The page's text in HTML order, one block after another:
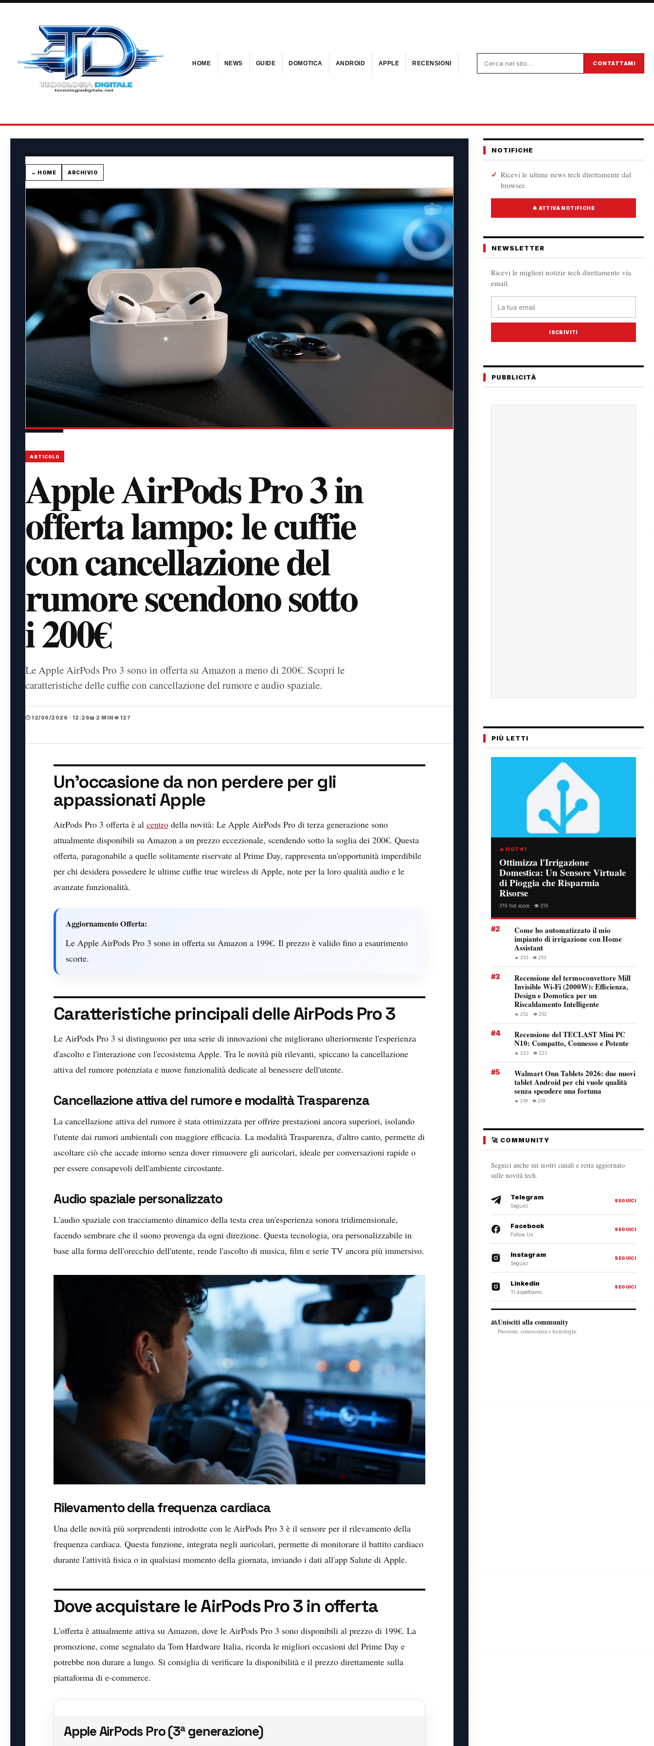
CONTATTAMI
HOME NEWS GUIDE DOMOTICA ANDROID APPLE RECENSIONI
← HOME ARCHIVIO
ARTICOLO
Apple AirPods Pro 3 in
offerta lampo: le cuffie
con cancellazione del
rumore scendono sotto
i 200€
Le Apple AirPods Pro 3 sono in offerta su Amazon a meno di 200€. Scopri le
caratteristiche delle cuffie con cancellazione del rumore e audio spaziale.
🕒 12/06/2026 · 12:26📖 2 MIN 👁️ 127
Un'occasione da non perdere per gli
appassionati Apple
AirPods Pro 3 offerta è al centro della novità: Le Apple AirPods Pro di terza generazione sono
attualmente disponibili su Amazon a un prezzo eccezionale, scendendo sotto la soglia dei 200€. Questa
offerta, paragonabile a quelle solitamente riservate al Prime Day, rappresenta un'opportunità imperdibile
per chi desidera possedere le ultime cuffie true wireless di Apple, note per la loro qualità audio e le
avanzate funzionalità.
Aggiornamento Offerta:
Le Apple AirPods Pro 3 sono in offerta su Amazon a 199€. Il prezzo è valido fino a esaurimento
scorte.
Caratteristiche principali delle AirPods Pro 3
Le AirPods Pro 3 si distinguono per una serie di innovazioni che migliorano ulteriormente l'esperienza
d'ascolto e l'interazione con l'ecosistema Apple. Tra le novità più rilevanti, spiccano la cancellazione
attiva del rumore potenziata e nuove funzionalità dedicate al benessere dell'utente.
Cancellazione attiva del rumore e modalità Trasparenza
La cancellazione attiva del rumore è stata ottimizzata per offrire prestazioni ancora superiori, isolando
l'utente dai rumori ambientali con maggiore efficacia. La modalità Trasparenza, d'altro canto, permette di
ascoltare ciò che accade intorno senza dover rimuovere gli auricolari, ideale per conversazioni rapide o
per essere consapevoli dell'ambiente circostante.
Audio spaziale personalizzato
L'audio spaziale con tracciamento dinamico della testa crea un'esperienza sonora tridimensionale,
facendo sembrare che il suono provenga da ogni direzione. Questa tecnologia, ora personalizzabile in
base alla forma dell'orecchio dell'utente, rende l'ascolto di musica, film e serie TV ancora più immersivo.
Rilevamento della frequenza cardiaca
Una delle novità più sorprendenti introdotte con le AirPods Pro 3 è il sensore per il rilevamento della
frequenza cardiaca. Questa funzione, integrata negli auricolari, permette di monitorare il battito cardiaco
durante l'attività fisica o in qualsiasi momento della giornata, inviando i dati all'app Salute di Apple.
Dove acquistare le AirPods Pro 3 in offerta
L'offerta è attualmente attiva su Amazon, dove le AirPods Pro 3 sono disponibili al prezzo di 199€. La
promozione, come segnalato da Tom Hardware Italia, ricorda le migliori occasioni del Prime Day e
potrebbe non durare a lungo. Si consiglia di verificare la disponibilità e il prezzo direttamente sulla
piattaforma di e-commerce.
Apple AirPods Pro (3ª generazione)
NOTIFICHE
Ricevi le ultime news tech direttamente dal
browser.
🔔 ATTIVA NOTIFICHE
NEWSLETTER
Ricevi le migliori notizie tech direttamente via
email.
ISCRIVITI
PUBBLICITÀ
PIÙ LETTI
🔥 HOT #1
Ottimizza l'Irrigazione
Domestica: Un Sensore Virtuale
di Pioggia che Risparmia
Risorse
319 hot score · 👁️ 319
#2
Come ho automatizzato il mio
impianto di irrigazione con Home
Assistant
🔥 253 · 👁️ 253
#3
Recensione del termoconvettore Mill
Invisible Wi-Fi (2000W): Efficienza,
Design e Domotica per un
Riscaldamento Intelligente
🔥 252 · 👁️ 252
#4
Recensione del TECLAST Mini PC
N10: Compatto, Connesso e Potente
🔥 223 · 👁️ 223
#5
Walmart Onn Tablets 2026: due nuovi
tablet Android per chi vuole qualità
senza spendere una fortuna
🔥 219 · 👁️ 219
🚀 COMMUNITY
Seguici anche sui nostri canali e resta aggiornato
sulle novità tech.
Telegram
Seguici
SEGUICI
Facebook
Follow Us
SEGUICI
Instagram
Seguici
SEGUICI
Linkedin
Ti aspettiamo
SEGUICI
👥Unisciti alla community
Passione, conoscenza e tecnologia.